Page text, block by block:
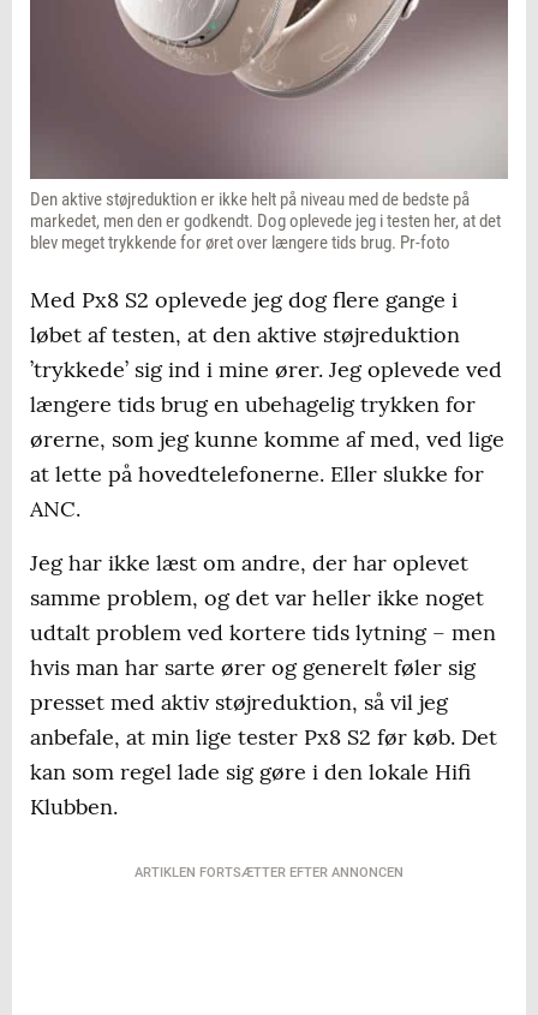
Den aktive støjreduktion er ikke helt på niveau med de bedste på
markedet, men den er godkendt. Dog oplevede jeg i testen her, at det
blev meget trykkende for øret over længere tids brug. Pr-foto
Med Px8 S2 oplevede jeg dog flere gange i
løbet af testen, at den aktive støjreduktion
’trykkede’ sig ind i mine ører. Jeg oplevede ved
længere tids brug en ubehagelig trykken for
ørerne, som jeg kunne komme af med, ved lige
at lette på hovedtelefonerne. Eller slukke for
ANC.
Jeg har ikke læst om andre, der har oplevet
samme problem, og det var heller ikke noget
udtalt problem ved kortere tids lytning – men
hvis man har sarte ører og generelt føler sig
presset med aktiv støjreduktion, så vil jeg
anbefale, at min lige tester Px8 S2 før køb. Det
kan som regel lade sig gøre i den lokale Hifi
Klubben.
ARTIKLEN FORTSÆTTER EFTER ANNONCEN